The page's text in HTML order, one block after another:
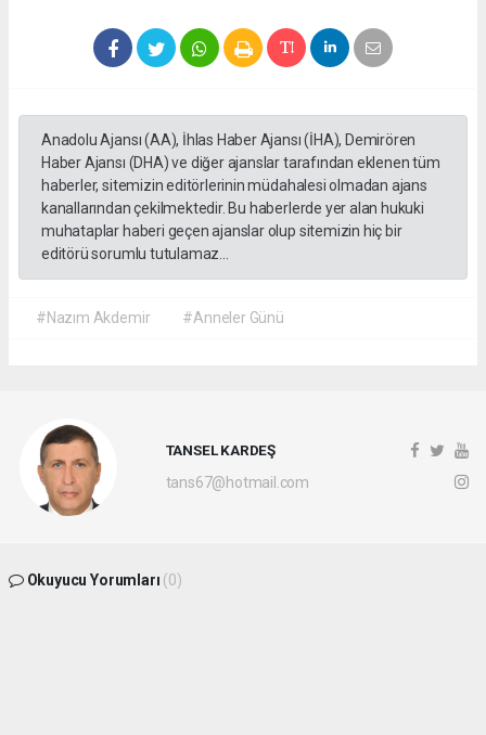
Anadolu Ajansı (AA), İhlas Haber Ajansı (İHA), Demirören
Haber Ajansı (DHA) ve diğer ajanslar tarafından eklenen tüm
haberler, sitemizin editörlerinin müdahalesi olmadan ajans
kanallarından çekilmektedir. Bu haberlerde yer alan hukuki
muhataplar haberi geçen ajanslar olup sitemizin hiç bir
editörü sorumlu tutulamaz...
#Nazım Akdemir #Anneler Günü
TANSEL KARDEŞ
tans67@hotmail.com
Okuyucu Yorumları (0)